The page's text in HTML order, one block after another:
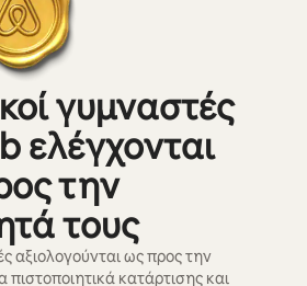
γυμναστές
ελέγχονται
την
τους
αξιολογούνται ως προς την
πιστοποιητικά κατάρτισης και